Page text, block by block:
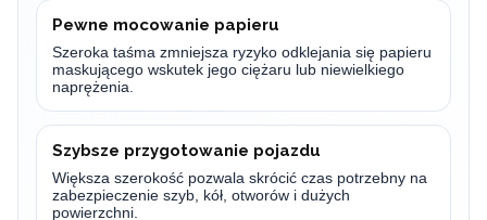
Pewne mocowanie papieru
Szeroka taśma zmniejsza ryzyko odklejania się papieru
maskującego wskutek jego ciężaru lub niewielkiego
naprężenia.
Szybsze przygotowanie pojazdu
Większa szerokość pozwala skrócić czas potrzebny na
zabezpieczenie szyb, kół, otworów i dużych
powierzchni.